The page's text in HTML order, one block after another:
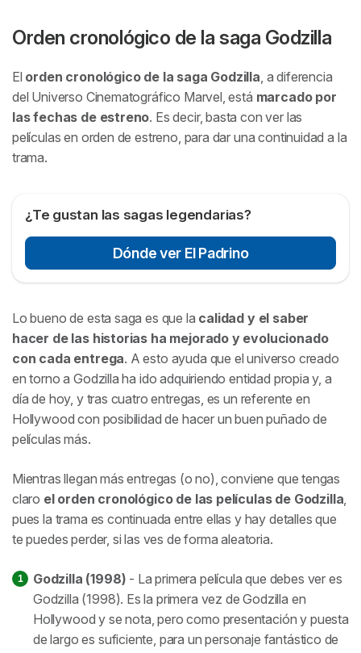
Orden cronológico de la saga Godzilla
El orden cronológico de la saga Godzilla , a diferencia
del Universo Cinematográfico Marvel, está marcado por
las fechas de estreno. Es decir, basta con ver las
películas en orden de estreno, para dar una continuidad a la
trama.
¿Te gustan las sagas legendarias?
Dónde ver El Padrino
Lo bueno de esta saga es que la calidad y el saber
hacer de las historias ha mejorado y evolucionado
con cada entrega. A esto ayuda que el universo creado
en torno a Godzilla ha ido adquiriendo entidad propia y, a
día de hoy, y tras cuatro entregas, es un referente en
Hollywood con posibilidad de hacer un buen puñado de
películas más.
Mientras llegan más entregas (o no), conviene que tengas
claro el orden cronológico de las películas de Godzilla
pues la trama es continuada entre ellas y hay detalles que
te puedes perder, si las ves de forma aleatoria.
Godzilla (1998) - La primera película que debes ver es
Godzilla (1998). Es la primera vez de Godzilla en
Hollywood y se nota, pero como presentación y puesta
de largo es suficiente, para un personaje fantástico de